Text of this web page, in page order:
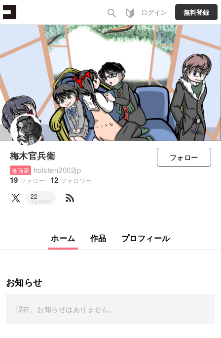
search ログイン 無料登録
梅木官兵衛
漫画家 holsten2002jp
19 フォロー 12 フォロワー
フォロー
22
フォロワー rss_feed
ホーム 作品 プロフィール
お知らせ
現在、お知らせはありません。